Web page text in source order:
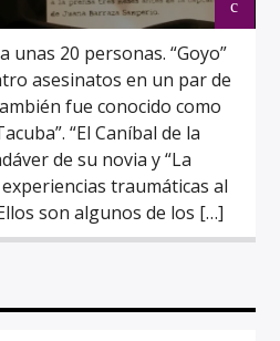
unas 20 personas. “Goyo”
asesinatos en un par de
fue conocido como
“El Caníbal de la
de su novia y “La
traumáticas al
son algunos de los […]